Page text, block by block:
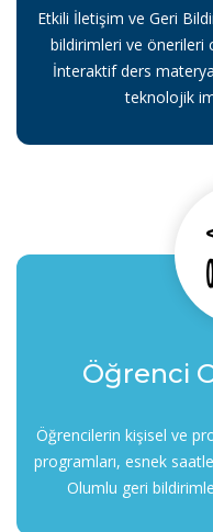
Etkili İletişim ve Geri
bildirimleri ve önerileri
İnteraktif ders
teknolojik
Öğrenci
Öğrencilerin kişisel ve
programları, esnek
Olumlu geri